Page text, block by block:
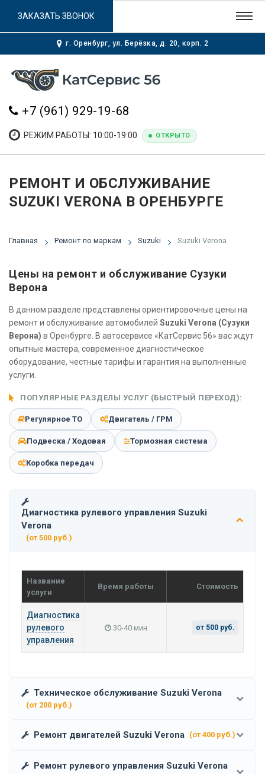
г. Оренбург, ул. Берёзка, д. 20, корп. 2
+7 (961) 929-19-68
РЕЖИМ РАБОТЫ: 10:00-19:00 ОТКРЫТО
ЗАКАЗАТЬ ЗВОНОК
РЕМОНТ И ОБСЛУЖИВАНИЕ
SUZUKI VERONA В ОРЕНБУРГЕ
Главная Ремонт по маркам Suzuki Suzuki Verona
Цены на ремонт и обслуживание Сузуки
Верона
В данном разделе представлены ориентировочные цены на
ремонт и обслуживание автомобилей Suzuki Verona (Сузуки
Верона) в Оренбурге. В автосервисе «КатСервис 56» вас ждут
опытные мастера, современное диагностическое
оборудование, честные тарифы и гарантия на выполненные
услуги.
ПОПУЛЯРНЫЕ РАЗДЕЛЫ УСЛУГ (БЫСТРЫЙ ПЕРЕХОД):
Регулярное ТО Двигатель / ГРМ
Подвеска / Ходовая Тормозная система
Коробка передач
Диагностика рулевого управления Suzuki
Verona
(от 500 руб.)
Название
услуги
Время работы Стоимость
Диагностика
рулевого
управления
30-40 мин от 500 руб.
Техническое обслуживание Suzuki Verona
(от 200 руб.)
Ремонт двигателей Suzuki Verona (от 400 руб.)
Ремонт рулевого управления Suzuki Verona